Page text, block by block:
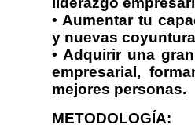
• Aumentar tu
y nuevas
• Adquirir una
empresarial,
mejores personas.
METODOLOGÍA: